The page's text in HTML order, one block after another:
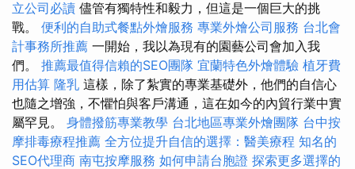
立公司必讀 儘管有獨特性和毅力，但這是一個巨大的挑
戰。 便利的自助式餐點外燴服務 專業外燴公司服務 台北會
計事務所推薦 一開始，我以為現有的園藝公司會加入我
們。 推薦最值得信賴的SEO團隊 宜蘭特色外燴體驗 植牙費
用估算 隆乳 這樣，除了紮實的專業基礎外，他們的自信心
也隨之增強，不懼怕與客戶溝通，這在如今的內貿行業中實
屬罕見。 身體撥筋專業教學 台北地區專業外燴團隊 台中按
摩排毒療程推薦 全方位提升自信的選擇：醫美療程 知名的
SEO代理商 南屯按摩服務 如何申請台胞證 探索更多選擇的